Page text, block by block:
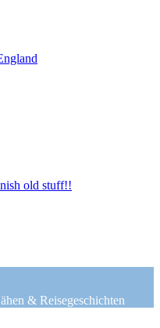
old stuff!!
& Reisegeschichten